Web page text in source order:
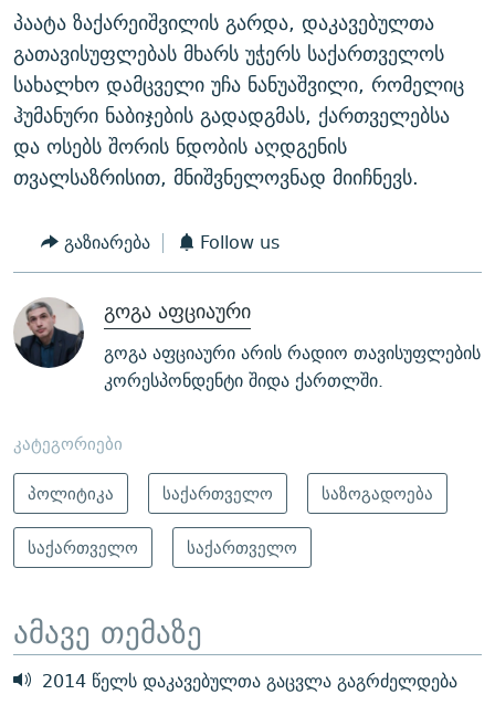
პაატა ზაქარეიშვილის გარდა, დაკავებულთა
გათავისუფლებას მხარს უჭერს საქართველოს
სახალხო დამცველი უჩა ნანუაშვილი, რომელიც
ჰუმანური ნაბიჯების გადადგმას, ქართველებსა
და ოსებს შორის ნდობის აღდგენის
თვალსაზრისით, მნიშვნელოვნად მიიჩნევს.
გაზიარება Follow us
გოგა აფციაური
გოგა აფციაური არის რადიო თავისუფლების
კორესპონდენტი შიდა ქართლში.
კატეგორიები
პოლიტიკა
საქართველო
საზოგადოება
საქართველო
საქართველო
ამავე თემაზე
2014 წელს დაკავებულთა გაცვლა გაგრძელდება